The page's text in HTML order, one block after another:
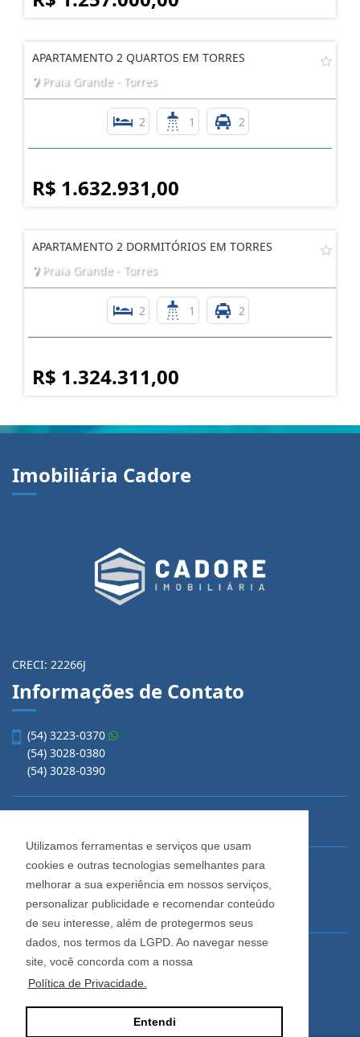
Utilizamos ferramentas e serviços que usam
cookies e outras tecnologias semelhantes para
melhorar a sua experiência em nossos serviços,
personalizar publicidade e recomendar conteúdo
de seu interesse, além de protegermos seus
dados, nos termos da LGPD. Ao navegar nesse
site, você concorda com a nossa
Política de Privacidade.
Entendi
APARTAMENTO 2 QUARTOS EM TORRES
Praia Grande - Torres
2 1 2
R$ 1.632.931,00
APARTAMENTO 2 DORMITÓRIOS EM TORRES
Praia Grande - Torres
2 1 2
R$ 1.324.311,00
Imobiliária Cadore
CRECI: 22266J
Informações de Contato
(54) 3223-0370
(54) 3028-0380
(54) 3028-0390
Imobiliária Cadore
Rua Os Dezoito do Forte, 1622, Centro
Caxias do Sul - Rio Grande do Sul
Horário de Atendimento
De segunda a sexta-feira
Das 08:30 às 12:00 e das 13:30 às 18:00